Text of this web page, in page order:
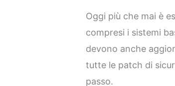
Oggi più che mai è
compresi i sistemi
devono anche
tutte le patch di
passo.